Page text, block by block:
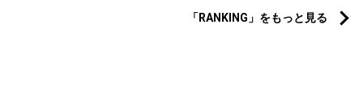
「RANKING」をもっと見る